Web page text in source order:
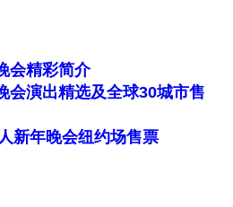
会精彩简介
会演出精选及全球30城市售
新年晚会纽约场售票